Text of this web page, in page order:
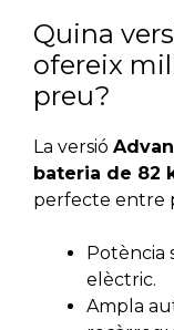
Quina
ofereix
preu?
La versió
bateria de 82
perfecte entre
Potència
elèctric.
Ampla